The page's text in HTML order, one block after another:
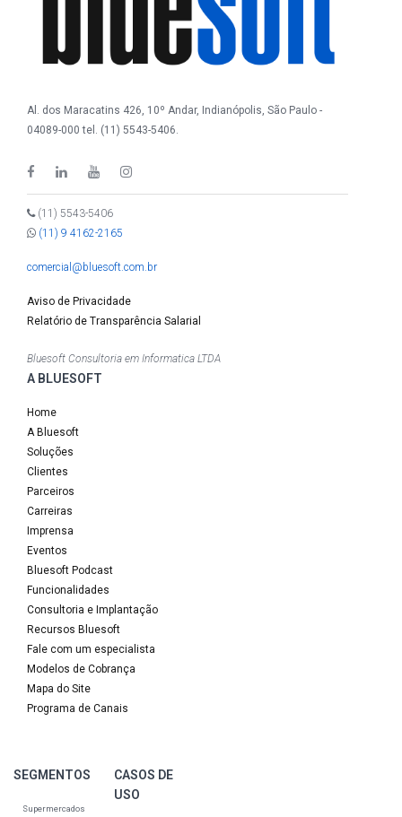
Al. dos Maracatins 426, 10º Andar, Indianópolis, São Paulo -
04089-000 tel. (11) 5543-5406.
(11) 5543-5406
(11) 9 4162-2165
comercial@bluesoft.com.br
Aviso de Privacidade
Relatório de Transparência Salarial
Bluesoft Consultoria em Informatica LTDA
A BLUESOFT
Home
A Bluesoft
Soluções
Clientes
Parceiros
Carreiras
Imprensa
Eventos
Bluesoft Podcast
Funcionalidades
Consultoria e Implantação
Recursos Bluesoft
Fale com um especialista
Modelos de Cobrança
Mapa do Site
Programa de Canais
SEGMENTOS
Supermercados
CASOS DE
USO